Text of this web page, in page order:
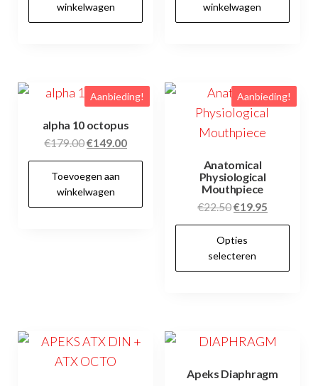
€42.37.
winkelwagen
€34.65.
winkelwagen
Aanbieding!
alpha 10 octopus
€179.00Oorspronkelijke
prijs
was:
€179.00.
€149.00Huidige
prijs
Toevoegen aan
winkelwagen
Aanbieding!
Anatomical
Physiological
Mouthpiece
€22.50Oorspronkelijke
prijs
was:
€22.50.
€19.95Huidige
prijs
Opties
selecteren
Apeks Diaphragm